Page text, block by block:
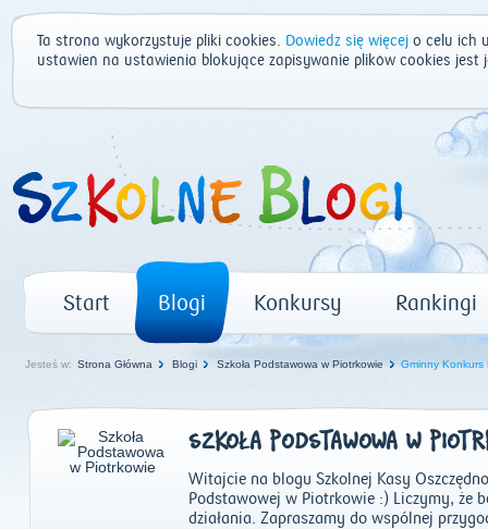
Ta strona wykorzystuje pliki cookies. Dowiedz się więcej o celu ich
ustawień na ustawienia blokujące zapisywanie plików cookies
Start Blogi Konkursy Rankingi
Jesteś w: Strona Główna Blogi Szkoła Podstawowa w Piotrkowie Gminny Konkurs
SZKOŁA PODSTAWOWA W
Witajcie na blogu Szkolnej Kasy
Podstawowej w Piotrkowie :) Liczymy, że
działania. Zapraszamy do wspólnej